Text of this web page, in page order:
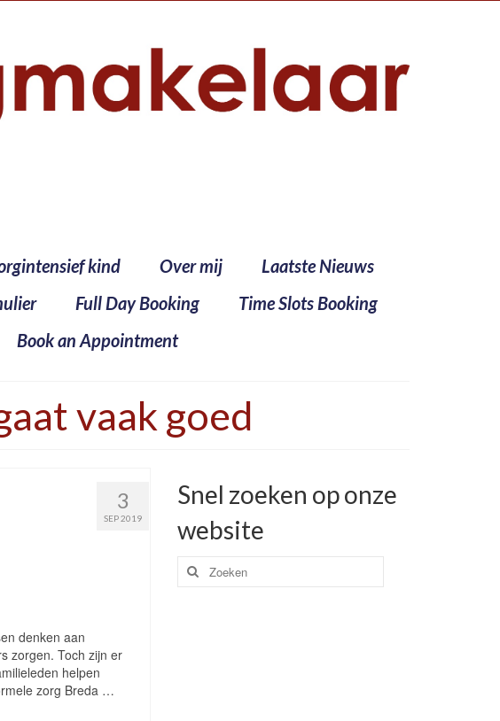
kind Over mij
Laatste Nieuws
Full Day Booking
Time Slots Booking
Book an Appointment
vaak goed
3
SEP 2019
denken aan
zorgen. Toch zijn er
helpen
zorg Breda …
Snel zoeken op onze
website
Zoeken
naar: